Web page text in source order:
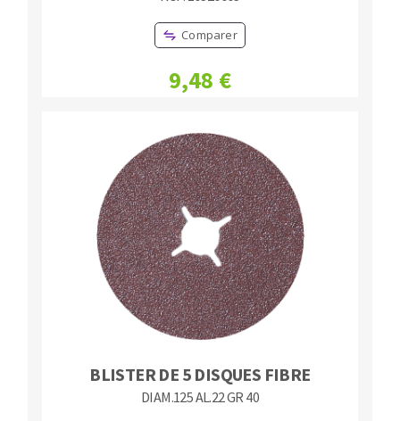
Comparer
9,48 €
BLISTER DE 5 DISQUES FIBRE
DIAM.125 AL.22 GR 40